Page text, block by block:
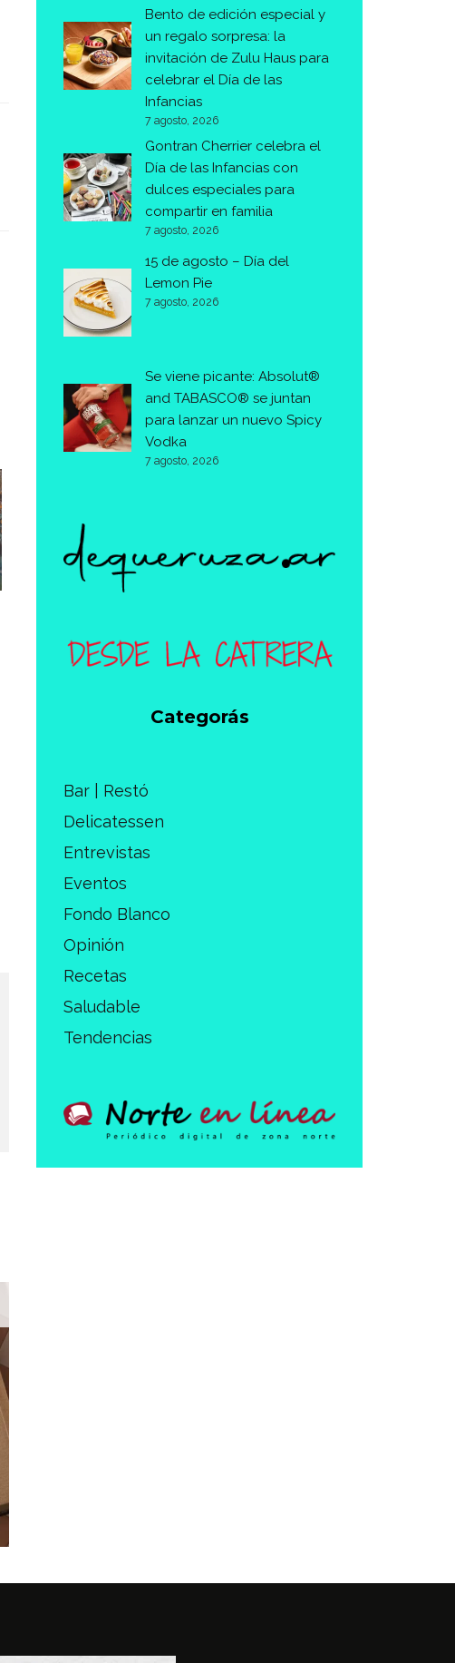
Bento de edición especial y
un regalo sorpresa: la
invitación de Zulu Haus para
celebrar el Día de las
Infancias
7 agosto, 2026
Gontran Cherrier celebra el
Día de las Infancias con
dulces especiales para
compartir en familia
7 agosto, 2026
15 de agosto – Día del
Lemon Pie
7 agosto, 2026
Se viene picante: Absolut®
and TABASCO® se juntan
para lanzar un nuevo Spicy
Vodka
7 agosto, 2026
Categorás
Bar | Restó
Delicatessen
Entrevistas
Eventos
Fondo Blanco
Opinión
Recetas
Saludable
Tendencias